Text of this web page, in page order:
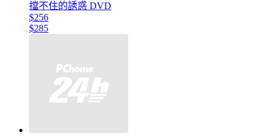
擋不住的誘惑 DVD
$256
$285